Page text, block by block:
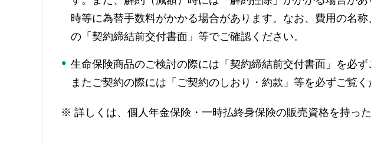
時等に為替手数料がかかる場合があります。なお、費用の名
の「契約締結前交付書面」等でご確認ください。
生命保険商品のご検討の際には「契約締結前交付書面」を必ず
またご契約の際には「ご契約のしおり・約款」等を必ずご覧く
※ 詳しくは、個人年金保険・一時払終身保険の販売資格を持っ